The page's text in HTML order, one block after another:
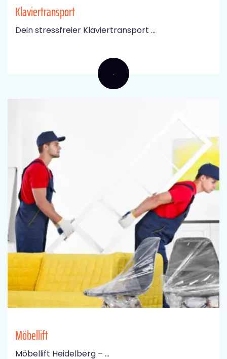
Klaviertransport
Dein stressfreier Klaviertransport ...
Möbellift
Möbellift Heidelberg – ...